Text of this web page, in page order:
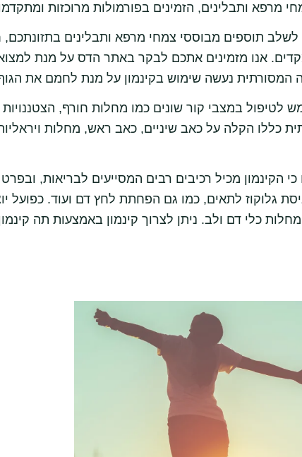
מרפא ותבלינים, הזמינים בפורמולות מרוכזות
לשלב תוספים מבוססי צמחי מרפא ותבלינים
אנו מזמינים אתכם לבקר באתר הדס על מנת
המסורתית נעשה שימוש בקינמון על מנת לחמם את
לטיפול במצבי קור שונים כמו מחלות חורף, הצטננויות
כללו הקלה על כאב שיניים, כאב ראש, מחלות
הקינמון מכיל רכיבים רבים המסייעים לבריאות,
גלוקוז לתאים, כמו גם הפחתת לחץ דם ועוד. כפועל
כלי דם ולב. ניתן לצרוך קינמון באמצעות תה